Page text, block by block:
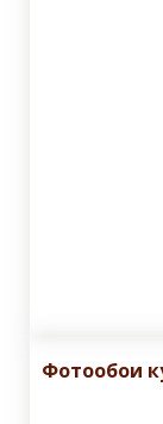
Фотообои